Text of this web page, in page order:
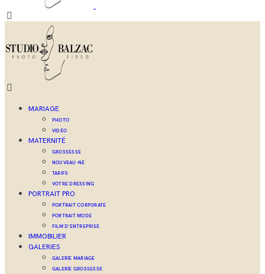
MARIAGE
PHOTO
VIDÉO
MATERNITÉ
GROSSESSE
NOUVEAU-NÉ
TARIFS
VOTRE DRESSING
PORTRAIT PRO
PORTRAIT CORPORATE
PORTRAIT MODE
FILM D’ENTREPRISE
IMMOBILIER
GALERIES
GALERIE MARIAGE
GALERIE GROSSESSE